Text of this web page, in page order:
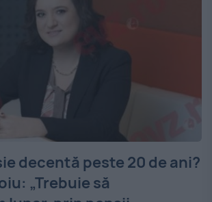
decentă peste 20 de ani?
„Trebuie să